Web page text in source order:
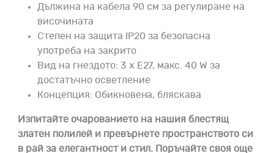
Дължина на кабела 90 см за регулиране на
височината
Степен на защита IP20 за безопасна
употреба на закрито
Вид на гнездото: 3 x E27, макс. 40 W за
достатъчно осветление
Концепция: Обикновена, бляскава
Изпитайте очарованието на нашия блестящ
златен полилей и превърнете пространството си
в рай за елегантност и стил. Поръчайте своя още